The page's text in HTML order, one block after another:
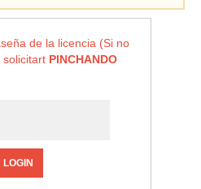
de la licencia (Si no
solicitart PINCHANDO
LOGIN